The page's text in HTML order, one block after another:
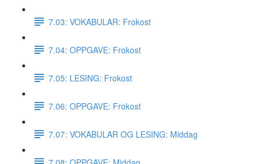
7.03: VOKABULAR: Frokost
7.04: OPPGAVE: Frokost
7.05: LESING: Frokost
7.06: OPPGAVE: Frokost
7.07: VOKABULAR OG LESING: Middag